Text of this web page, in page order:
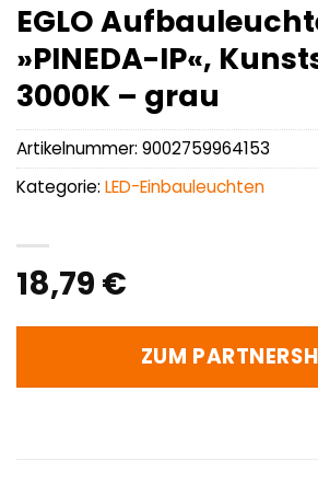
EGLO
»PINEDA-IP«,
3000K – grau
18,79 €
ZUM
Artikelnummer: 9002759964153
Kategorie: LED-Einbauleuchten